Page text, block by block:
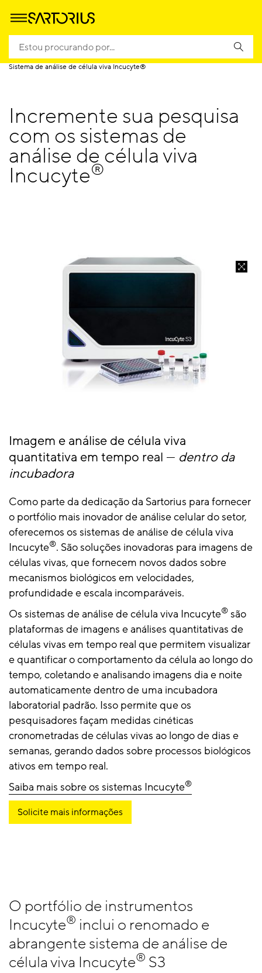
Homepage Produtos Análise celular
Sistema de análise de célula viva Incucyte®
Incremente sua pesquisa
com os sistemas de
análise de célula viva
Incucyte®
Imagem e análise de célula viva
quantitativa em tempo real — dentro da
incubadora
Como parte da dedicação da Sartorius para fornecer
o portfólio mais inovador de análise celular do setor,
oferecemos os sistemas de análise de célula viva
Incucyte®. São soluções inovadoras para imagens de
células vivas, que fornecem novos dados sobre
mecanismos biológicos em velocidades,
profundidade e escala incomparáveis.
Os sistemas de análise de célula viva Incucyte® são
plataformas de imagens e análises quantitativas de
células vivas em tempo real que permitem visualizar
e quantificar o comportamento da célula ao longo do
tempo, coletando e analisando imagens dia e noite
automaticamente dentro de uma incubadora
laboratorial padrão. Isso permite que os
pesquisadores façam medidas cinéticas
cronometradas de células vivas ao longo de dias e
semanas, gerando dados sobre processos biológicos
ativos em tempo real.
Saiba mais sobre os sistemas Incucyte®
Solicite mais informações
O portfólio de instrumentos
Incucyte® inclui o renomado e
abrangente sistema de análise de
célula viva Incucyte® S3